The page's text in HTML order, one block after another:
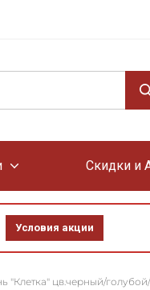
Скидки и
Условия акции
"Клетка" цв.черный/